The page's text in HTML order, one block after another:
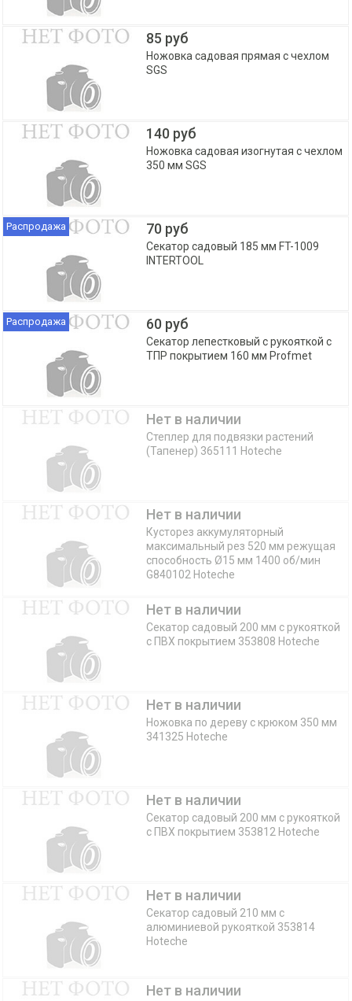
85 руб
Ножовка садовая прямая с чехлом
SGS
140 руб
Ножовка садовая изогнутая с чехлом
350 мм SGS
Распродажа 70 руб
Секатор садовый 185 мм FT-1009
INTERTOOL
Распродажа 60 руб
Секатор лепестковый с рукояткой с
ТПР покрытием 160 мм Profmet
Нет в наличии
Степлер для подвязки растений
(Тапенер) 365111 Hoteche
Нет в наличии
Кусторез аккумуляторный
максимальный рез 520 мм режущая
способность Ø15 мм 1400 об/мин
G840102 Hoteche
Нет в наличии
Секатор садовый 200 мм с рукояткой
с ПВХ покрытием 353808 Hoteche
Нет в наличии
Ножовка по дереву с крюком 350 мм
341325 Hoteche
Нет в наличии
Секатор садовый 200 мм с рукояткой
с ПВХ покрытием 353812 Hoteche
Нет в наличии
Секатор садовый 210 мм с
алюминиевой рукояткой 353814
Hoteche
Нет в наличии